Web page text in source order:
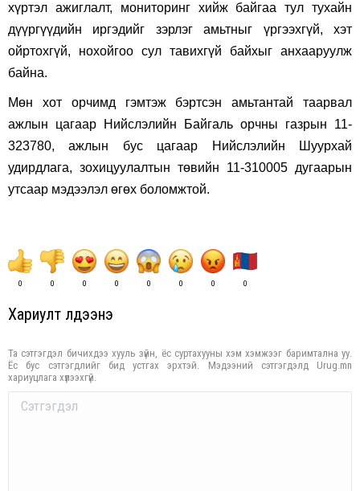
хүртэл ажиглалт, мониторинг хийж байгаа тул тухайн
дүүргүүдийн иргэдийг зэрлэг амьтныг үргээхгүй, хэт
ойртохгүй, нохойгоо сул тавихгүй байхыг анхааруулж
байна.
Мөн хот орчимд гэмтэж бэртсэн амьтантай таарвал
ажлын цагаар Нийслэлийн Байгаль орчны газрын 11-
323780, ажлын бус цагаар Нийслэлийн Шуурхай
удирдлага, зохицуулалтын төвийн 11-310005 дугаарын
утсаар мэдээлэл өгөх боломжтой.
0 0 0 0 0 0 0 0
Хариулт үлдээнэ үү
Та сэтгэгдэл бичихдээ хууль зүйн, ёс суртахууны хэм хэмжээг баримтална уу.
Ёс бус сэтгэгдлийг бид устгах эрхтэй. Мэдээний сэтгэгдэлд Urug.mn
хариуцлага хүлээхгүй.
Comment